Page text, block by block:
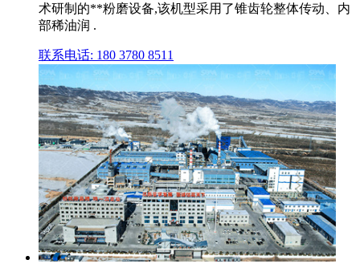
术研制的**粉磨设备,该机型采用了锥齿轮整体传动、内
部稀油润 .
联系电话: 180 3780 8511